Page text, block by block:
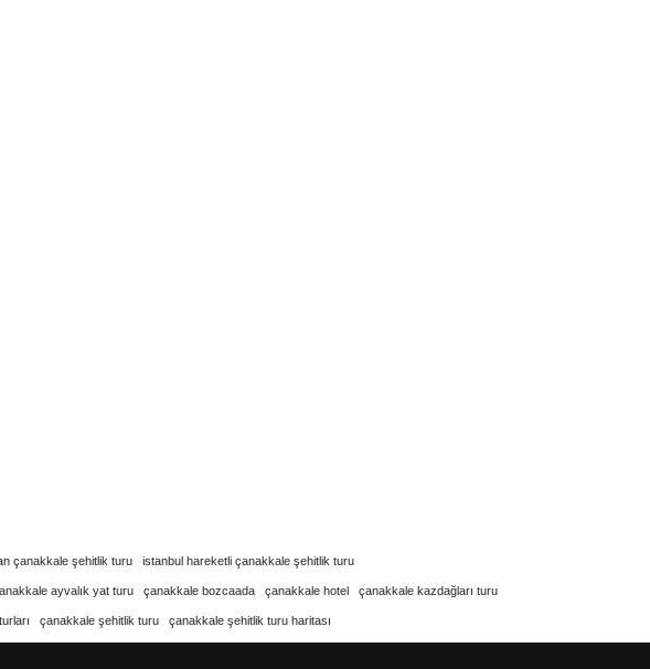
çanakkale şehitlik turu istanbul hareketli çanakkale şehitlik turu
ayvalık yat turu çanakkale bozcaada çanakkale hotel çanakkale kazdağları turu
çanakkale şehitlik turu çanakkale şehitlik turu haritası